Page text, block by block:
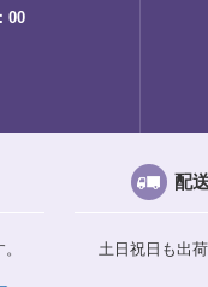
00
配
土日祝日も出荷